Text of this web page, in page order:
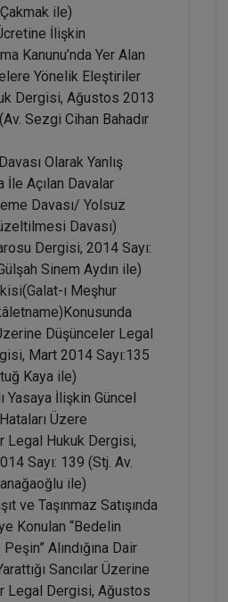
Medeni Hukuk
Sepete Ekle
Enstitüsü
- IV. Medeni Hukuk
Sepete Ekle
ile)
İlişkin
Kanunu’nda Yer Alan
Yönelik Eleştiriler
Dergisi, Ağustos 2013
Sezgi Cihan Bahadır
Olarak Yanlış
İle Açılan Davalar
Davası/ Yolsuz
Davası)
Dergisi, 2014 Sayı:
Sinem Aydın ile)
ı Meşhur
Düşünceler Legal
Mart 2014 Sayı:135
Kaya ile)
Yasaya İlişkin Güncel
Üzere
Legal Hukuk Dergisi,
Sayı: 139 (Stj. Av.
ile)
ve Taşınmaz Satışında
Konulan “Bedelin
Alındığına Dair
Sancılar Üzerine
Legal Dergisi, Ağustos